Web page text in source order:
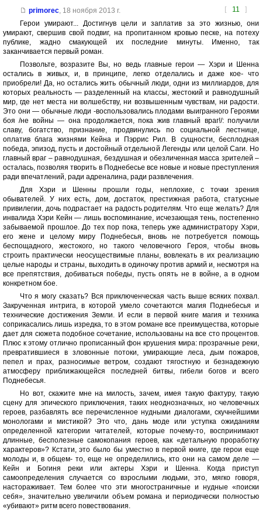
[ 11 ]
primorec, 18 ноября 2013 г.
Герои умирают... Достигнув цели и заплатив за это жизнью, они
умирают, свершив свой подвиг, на пропитанном кровью песке, на потеху
публике, жадно смакующей их последние минуты. Именно, так
заканчивается первый роман.
Позвольте, возразите Вы, но ведь главные герои — Хэри и Шенна
остались в живых, и, в принципе, легко отделались и даже кое- что
приобрели! Да, но остались жить обычный люди, одни из миллиардов, для
которых реальность — разделенный на классы, жестокий и равнодушный
мир, где нет места ни волшебству, ни возвышенным чувствам, ни радости.
Это они — обычные люди -воспользовались плодами выигранного Героями
боя /не войны — она продолжается, пока жив главный враг!/: получили
славу, богатство, признание, продвинулись по социальной лестнице,
оплатив блага жизнями Кейна и Пэррис Рил. В сущности, бесплодная
победа, эпизод, пусть и достойный отдельной Легенды или целой Саги. Но
главный враг – равнодушная, бездушная и обезличенная масса зрителей –
осталась, позволяя творить в Поднебесье все новые и новые преступления
ради впечатлений, ради адреналина, ради развлечения.
Для Хэри и Шенны прошли годы, неплохие, с точки зрения
обывателей. У них есть, дом, достаток, престижная работа, статусные
привилегии, дочь подрастает на радость родителям. Что еще желать? Для
инвалида Хэри Кейн — лишь воспоминание, исчезающая тень, постепенно
забываемой прошлое. До тех пор пока, теперь уже администратору Хэри,
его жене и целому миру Поднебесья, вновь не потребуется помощь
беспощадного, жестокого, но такого человечного Героя, чтобы вновь
строить практически неосуществимые планы, вовлекать в их реализацию
целые народы и страны, выходить в одиночку против армий и, несмотря на
все препятствия, добиваться победы, пусть опять не в войне, а в одном
конкретном бое.
Что я могу сказать? Вся приключенческая часть выше всяких похвал.
Закрученная интрига, в которой умело сочетаются магия Поднебесья и
технические достижения Земли. И если в первой книге магия и техника
соприкасались лишь изредка, то в этом романе все преимущества, которые
дает для сюжета подобное сочетание, использованы на все сто процентов.
Плюс к этому отлично прописанный фон крушения мира: прозрачные реки,
превратившиеся в зловонные потоки, умирающие леса, дым пожаров,
пепел и прах, разносимые ветром, создают тягостную и безнадежную
атмосферу приближающейся последней битвы, гибели богов и всего
Поднебесья.
Но вот, скажите мне на милость, зачем, имея такую фактуру, такую
сцену для эпического приключения, таких неоднозначных, но человечных
героев, разбавлять все перечисленное нудными диалогами, скучнейшими
монологами и мистикой? Это что, дань моде или уступка ожиданиям
определенной категории читателей, которые почему-то, воспринимают
длинные, бесполезные самокопания героев, как «детальную проработку
характеров»? Кстати, это было бы уместно в первой книге, где герои еще
молоды и, в общем- то, еще не определились, кто они на самом деле —
Кейн и Богиня реки или актеры Хэри и Шенна. Когда приступ
самоопределения случается со взрослыми людьми, это, мягко говоря,
настораживает. Тем более что эти многостраничные и нудные «поиски
себя», значительно увеличили объем романа и периодически полностью
«убивают» ритм всего повествования.